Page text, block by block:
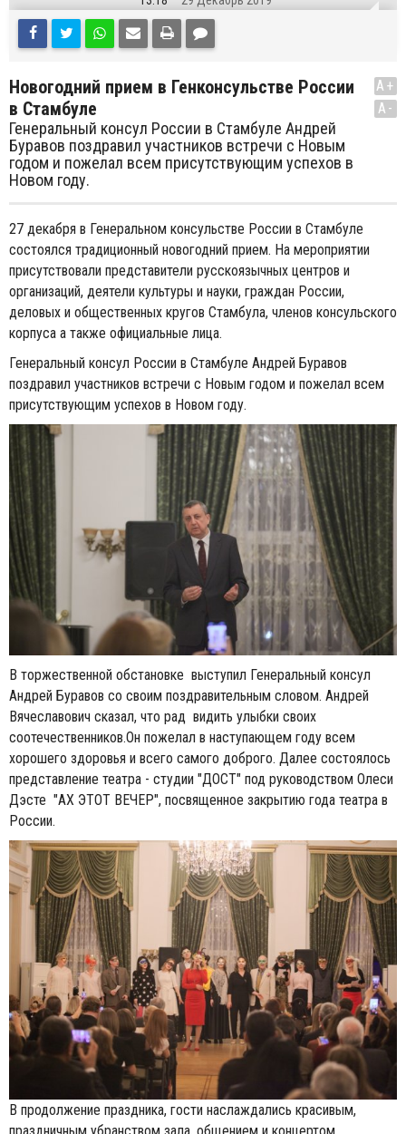
Новогодний прием в Генконсульстве России
в Стамбуле
Генеральный консул России в Стамбуле Андрей
Буравов поздравил участников встречи с Новым
годом и пожелал всем присутствующим успехов в
Новом году.
A+
A-
27 декабря в Генеральном консульстве России в Стамбуле
состоялся традиционный новогодний прием. На мероприятии
присутствовали представители русскоязычных центров и
организаций, деятели культуры и науки, граждан России,
деловых и общественных кругов Стамбула, членов консульского
корпуса а также официальные лица.
Генеральный консул России в Стамбуле Андрей Буравов
поздравил участников встречи с Новым годом и пожелал всем
присутствующим успехов в Новом году.
В торжественной обстановке выступил Генеральный консул
Андрей Буравов со своим поздравительным словом. Андрей
Вячеславович сказал, что рад видить улыбки своих
соотечественников.Он пожелал в наступающем году всем
хорошего здоровья и всего самого доброго. Далее состоялось
представление театра - студии "ДОСТ" под руководством Олеси
Дэсте "АХ ЭТОТ ВЕЧЕР", посвященное закрытию года театра в
России.
В продолжение праздника, гости наслаждались красивым,
праздничным убранством зала, общением и концертом.